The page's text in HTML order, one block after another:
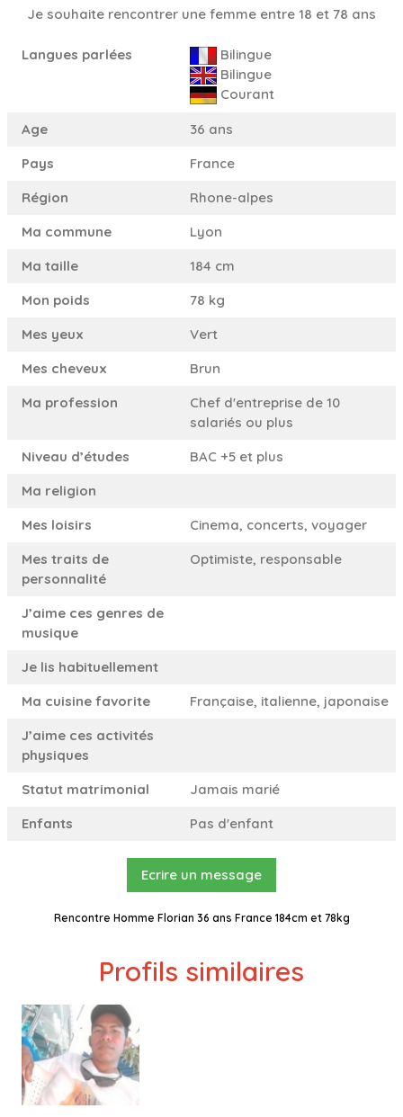
Je souhaite rencontrer une femme entre 18 et 78 ans
Langues parlées
Bilingue
Bilingue
Courant
Age
36 ans
Pays
France
Région
Rhone-alpes
Ma commune
Lyon
Ma taille
184 cm
Mon poids
78 kg
Mes yeux
Vert
Mes cheveux
Brun
Ma profession
Chef d'entreprise de 10
salariés ou plus
Niveau d’études
BAC +5 et plus
Ma religion
Mes loisirs
Cinema, concerts, voyager
Mes traits de
personnalité
Optimiste, responsable
J’aime ces genres de
musique
Je lis habituellement
Ma cuisine favorite
Française, italienne, japonaise
J’aime ces activités
physiques
Statut matrimonial
Jamais marié
Enfants
Pas d'enfant
Ecrire un message
Rencontre Homme Florian 36 ans France 184cm et 78kg
Profils similaires